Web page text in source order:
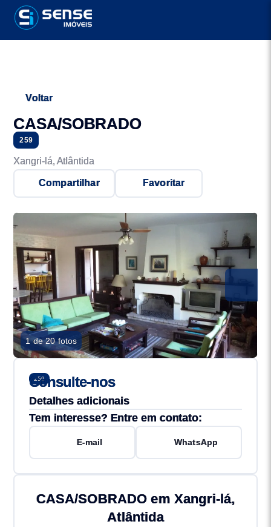
Voltar
CASA/SOBRADO
259
Xangri-lá, Atlântida
Compartilhar Favoritar
1 de 20 fotos
259
Consulte-nos
Detalhes adicionais
Tem interesse? Entre em contato:
E-mail WhatsApp
CASA/SOBRADO em Xangri-lá,
Atlântida